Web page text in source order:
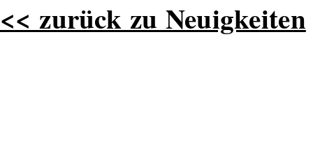
<< zurück zu Neuigkeiten